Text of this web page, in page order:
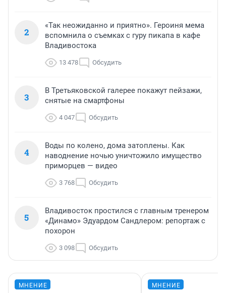
2
«Так неожиданно и приятно». Героиня мема
вспомнила о съемках с гуру пикапа в кафе
Владивостока
13 478 Обсудить
3
В Третьяковской галерее покажут пейзажи,
снятые на смартфоны
4 047 Обсудить
4
Воды по колено, дома затоплены. Как
наводнение ночью уничтожило имущество
приморцев — видео
3 768 Обсудить
5
Владивосток простился с главным тренером
«Динамо» Эдуардом Сандлером: репортаж с
похорон
3 098 Обсудить
МНЕНИЕ МНЕНИЕ